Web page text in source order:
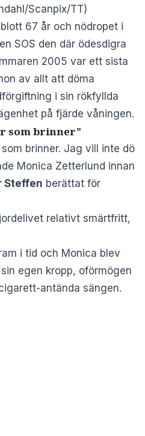
Scanpix/TT)
67 år och nödropet i
SOS den där ödesdigra
2005 var ett sista
av allt att döma
i sin rökfyllda
på fjärde våningen.
som brinner”
brinner. Jag vill inte dö
Monica Zetterlund innan
Steffen berättat för
relativt smärtfritt,
i tid och Monica blev
egen kropp, oförmögen
antända sängen.